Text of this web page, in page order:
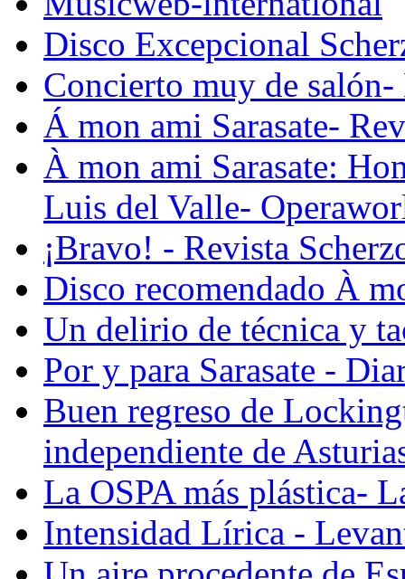
Disco Excepcional
Concierto muy de
Á mon ami Sarasate-
À mon ami Sarasate:
Luis del Valle-
¡Bravo! - Revista
Disco recomendado À
Un delirio de técnica y
Por y para Sarasate -
Buen regreso de
independiente de
La OSPA más plástica-
Intensidad Lírica -